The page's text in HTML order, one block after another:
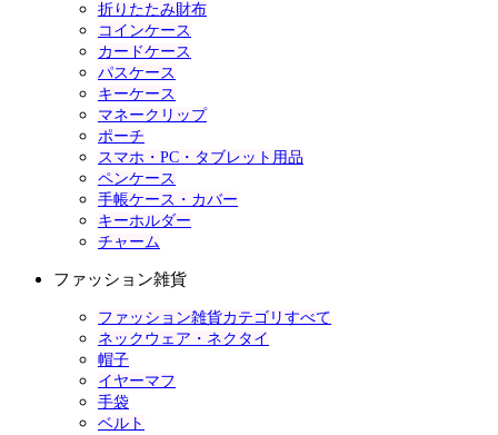
折りたたみ財布
コインケース
カードケース
パスケース
キーケース
マネークリップ
ポーチ
スマホ・PC・タブレット用品
ペンケース
手帳ケース・カバー
キーホルダー
チャーム
ファッション雑貨
ファッション雑貨カテゴリすべて
ネックウェア・ネクタイ
帽子
イヤーマフ
手袋
ベルト